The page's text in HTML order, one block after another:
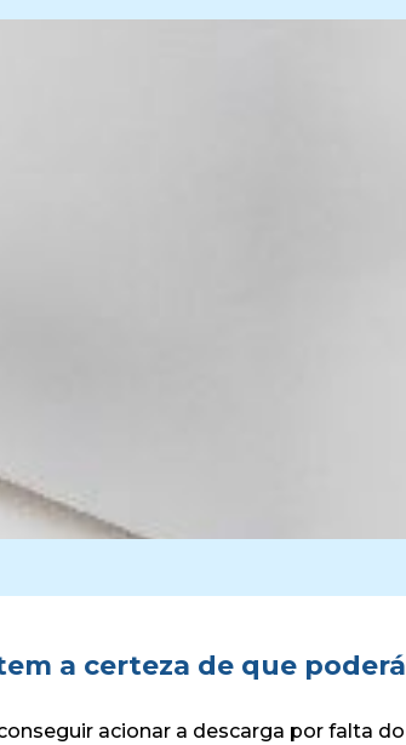
a certeza de que poderá
acionar a descarga por falta do